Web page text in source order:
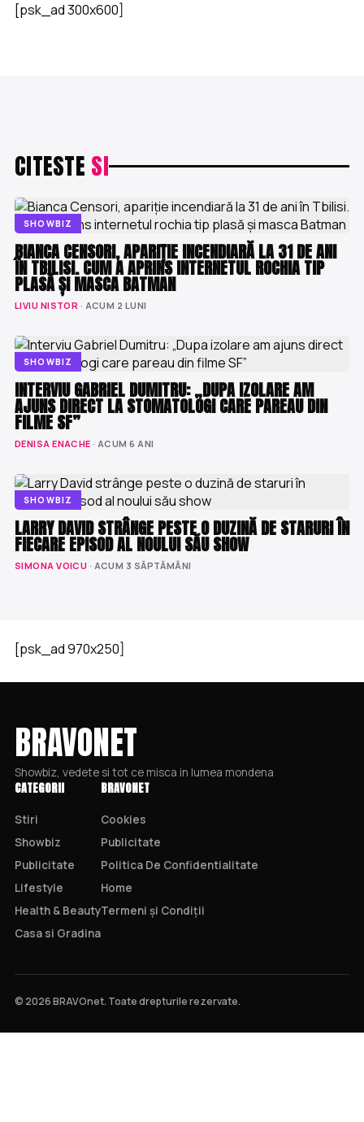
[psk_ad 300x600]
CITESTE SI
SHOWBIZ
BIANCA CENSORI, APARIȚIE INCENDIARĂ LA 31 DE ANI
ÎN TBILISI. CUM A APRINS INTERNETUL ROCHIA TIP
PLASĂ ȘI MASCA BATMAN
LIVIU NISTOR · ACUM 2 LUNI
SHOWBIZ
INTERVIU GABRIEL DUMITRU: „DUPA IZOLARE AM
AJUNS DIRECT LA STOMATOLOGI CARE PAREAU DIN
FILME SF”
DENISA ENACHE · ACUM 6 ANI
SHOWBIZ
LARRY DAVID STRÂNGE PESTE O DUZINĂ DE STARURI ÎN
FIECARE EPISOD AL NOULUI SĂU SHOW
SIMONA VOICU · ACUM 3 SĂPTĂMÂNI
[psk_ad 970x250]
BRAVONET
Showbiz, vedete si tot ce misca in lumea mondena
CATEGORII
Stiri
Showbiz
Publicitate
Lifestyle
Health & Beauty
Casa si Gradina
BRAVONET
Cookies
Publicitate
Politica De Confidentialitate
Home
Termeni și Condiții
© 2026 BRAVOnet. Toate drepturile rezervate.